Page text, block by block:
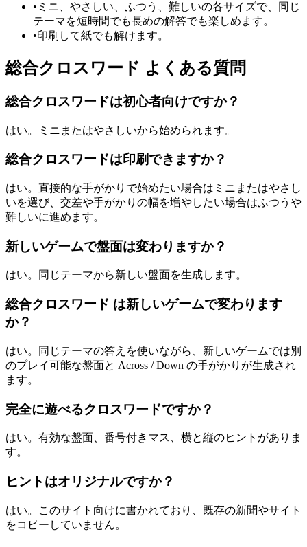
• ミニ、やさしい、ふつう、難しいの各サイズで、同じ
テーマを短時間でも長めの解答でも楽しめます。
•印刷して紙でも解けます。
総合クロスワード よくある質問
総合クロスワードは初心者向けですか？
はい。ミニまたはやさしいから始められます。
総合クロスワードは印刷できますか？
はい。直接的な手がかりで始めたい場合はミニまたはやさし
いを選び、交差や手がかりの幅を増やしたい場合はふつうや
難しいに進めます。
新しいゲームで盤面は変わりますか？
はい。同じテーマから新しい盤面を生成します。
総合クロスワード は新しいゲームで変わります
か？
はい。同じテーマの答えを使いながら、新しいゲームでは別
のプレイ可能な盤面と Across / Down の手がかりが生成され
ます。
完全に遊べるクロスワードですか？
はい。有効な盤面、番号付きマス、横と縦のヒントがありま
す。
ヒントはオリジナルですか？
はい。このサイト向けに書かれており、既存の新聞やサイト
をコピーしていません。